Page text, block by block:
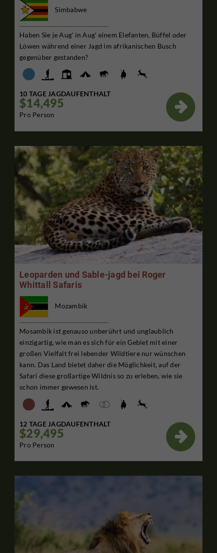
Simbabwe
Haben Sie je Aug' in Aug' einem Elefanten, Büffel oder
Löwen während einer Jagd im afrikanischen Busch
gegenüber gestanden?
10 TAGE JAGDAUFENTHALT
$14,495
Pro Person

Leoparden und Sable-jagd bei Roger
Whittall Safaris
Mozambik
Mosambik ist genauso unberührt und unglaublich
einzigartig, wie man es sich für ein Gebiet mit einer
großen Vielfalt frei lebender Wildtiere nur wünschen
kann. Das Land bietet daher die Möglichkeit, auf der
Safari diese großartige Wildnis so zu erleben, wie sie
schon immer gewesen ist.
12 TAGE JAGDAUFENTHALT
$29,495
Pro Person
